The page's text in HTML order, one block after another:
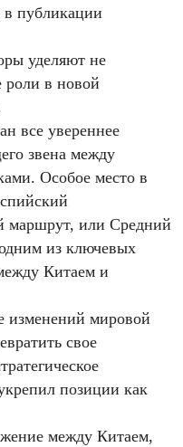
публикации
уделяют не
роли в новой
все увереннее
звена между
Особое место в
маршрут, или Средний
из ключевых
Китаем и
изменений мировой
свое
позиции как
между Китаем,